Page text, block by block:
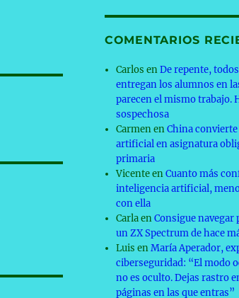
COMENTARIOS
Carlos enDe repente,
entregan los alumnos en
parecen el mismo trabajo.
sospechosa
CarmenenChina
artificial en asignatura
primaria
VicenteenCuanto más
inteligencia artificial,
con ella
CarlaenConsigue
un ZX Spectrum de hace
Luis enMaría Aperador,
ciberseguridad: “El modo
no es oculto. Dejas rastro
páginas en las que entras”